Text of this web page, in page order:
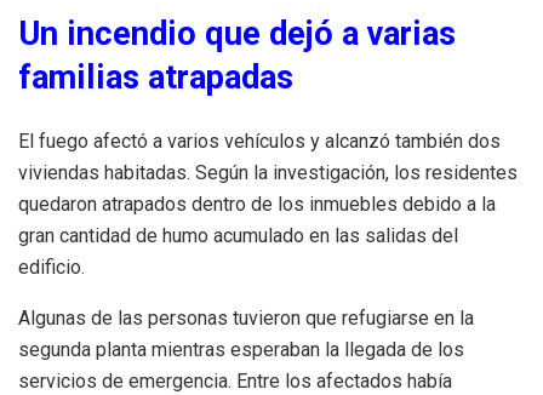
Un incendio que dejó a varias
familias atrapadas
El fuego afectó a varios vehículos y alcanzó también dos
viviendas habitadas. Según la investigación, los residentes
quedaron atrapados dentro de los inmuebles debido a la
gran cantidad de humo acumulado en las salidas del
edificio.
Algunas de las personas tuvieron que refugiarse en la
segunda planta mientras esperaban la llegada de los
servicios de emergencia. Entre los afectados había